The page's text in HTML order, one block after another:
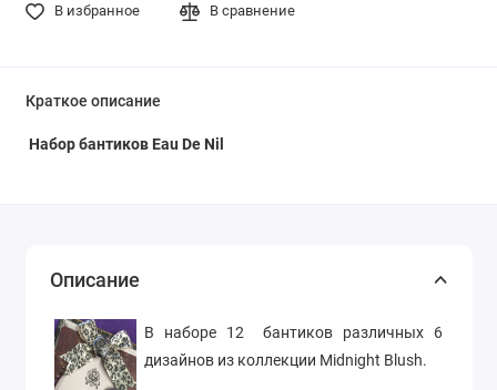
В избранное В сравнение
Краткое описание
Набор бантиков Eau De Nil
Описание
В наборе 12 бантиков различных 6
дизайнов из коллекции Midnight Blush.